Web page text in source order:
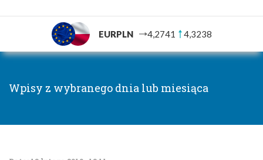
EURPLN 4,2741 4,3238
Wpisy z wybranego dnia lub miesiąca